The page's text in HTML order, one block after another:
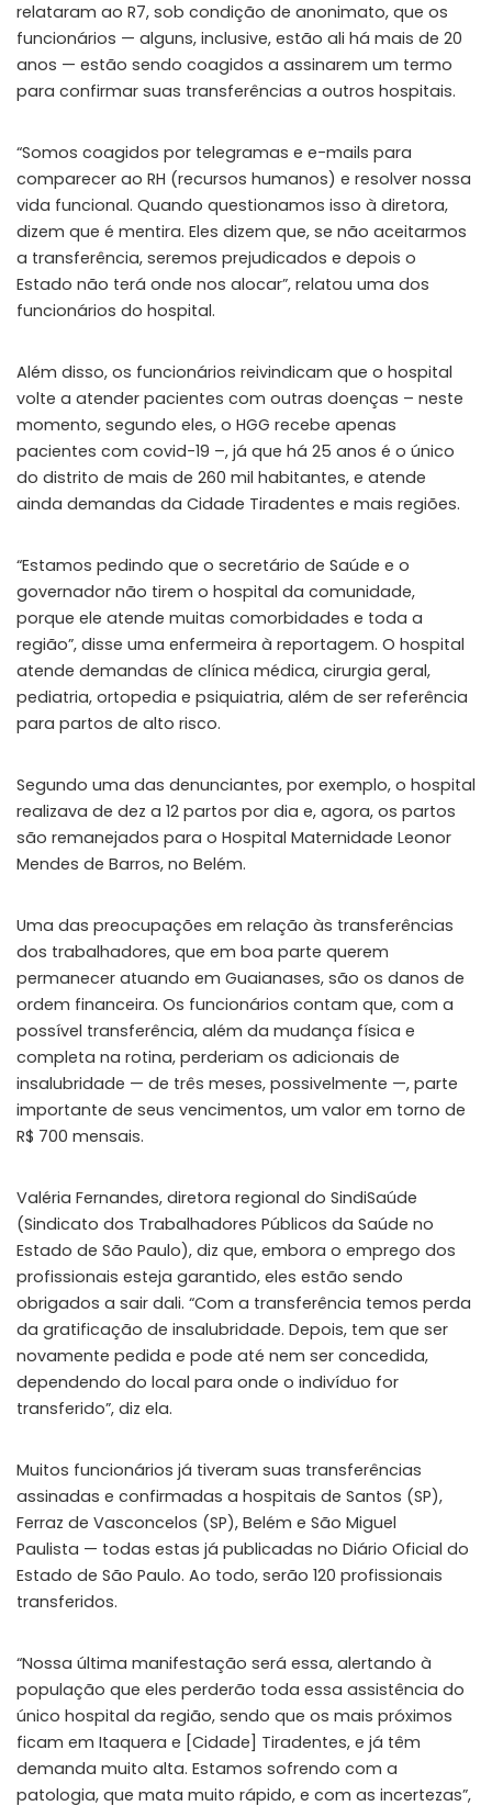
relataram ao R7, sob condição de anonimato, que os
funcionários — alguns, inclusive, estão ali há mais de 20
anos — estão sendo coagidos a assinarem um termo
para confirmar suas transferências a outros hospitais.
“Somos coagidos por telegramas e e-mails para
comparecer ao RH (recursos humanos) e resolver nossa
vida funcional. Quando questionamos isso à diretora,
dizem que é mentira. Eles dizem que, se não aceitarmos
a transferência, seremos prejudicados e depois o
Estado não terá onde nos alocar”, relatou uma dos
funcionários do hospital.
Além disso, os funcionários reivindicam que o hospital
volte a atender pacientes com outras doenças – neste
momento, segundo eles, o HGG recebe apenas
pacientes com covid-19 –, já que há 25 anos é o único
do distrito de mais de 260 mil habitantes, e atende
ainda demandas da Cidade Tiradentes e mais regiões.
“Estamos pedindo que o secretário de Saúde e o
governador não tirem o hospital da comunidade,
porque ele atende muitas comorbidades e toda a
região”, disse uma enfermeira à reportagem. O hospital
atende demandas de clínica médica, cirurgia geral,
pediatria, ortopedia e psiquiatria, além de ser referência
para partos de alto risco.
Segundo uma das denunciantes, por exemplo, o hospital
realizava de dez a 12 partos por dia e, agora, os partos
são remanejados para o Hospital Maternidade Leonor
Mendes de Barros, no Belém.
Uma das preocupações em relação às transferências
dos trabalhadores, que em boa parte querem
permanecer atuando em Guaianases, são os danos de
ordem financeira. Os funcionários contam que, com a
possível transferência, além da mudança física e
completa na rotina, perderiam os adicionais de
insalubridade — de três meses, possivelmente —, parte
importante de seus vencimentos, um valor em torno de
R$ 700 mensais.
Valéria Fernandes, diretora regional do SindiSaúde
(Sindicato dos Trabalhadores Públicos da Saúde no
Estado de São Paulo), diz que, embora o emprego dos
profissionais esteja garantido, eles estão sendo
obrigados a sair dali. “Com a transferência temos perda
da gratificação de insalubridade. Depois, tem que ser
novamente pedida e pode até nem ser concedida,
dependendo do local para onde o indivíduo for
transferido”, diz ela.
Muitos funcionários já tiveram suas transferências
assinadas e confirmadas a hospitais de Santos (SP),
Ferraz de Vasconcelos (SP), Belém e São Miguel
Paulista — todas estas já publicadas no Diário Oficial do
Estado de São Paulo. Ao todo, serão 120 profissionais
transferidos.
“Nossa última manifestação será essa, alertando à
população que eles perderão toda essa assistência do
único hospital da região, sendo que os mais próximos
ficam em Itaquera e [Cidade] Tiradentes, e já têm
demanda muito alta. Estamos sofrendo com a
patologia, que mata muito rápido, e com as incertezas”,